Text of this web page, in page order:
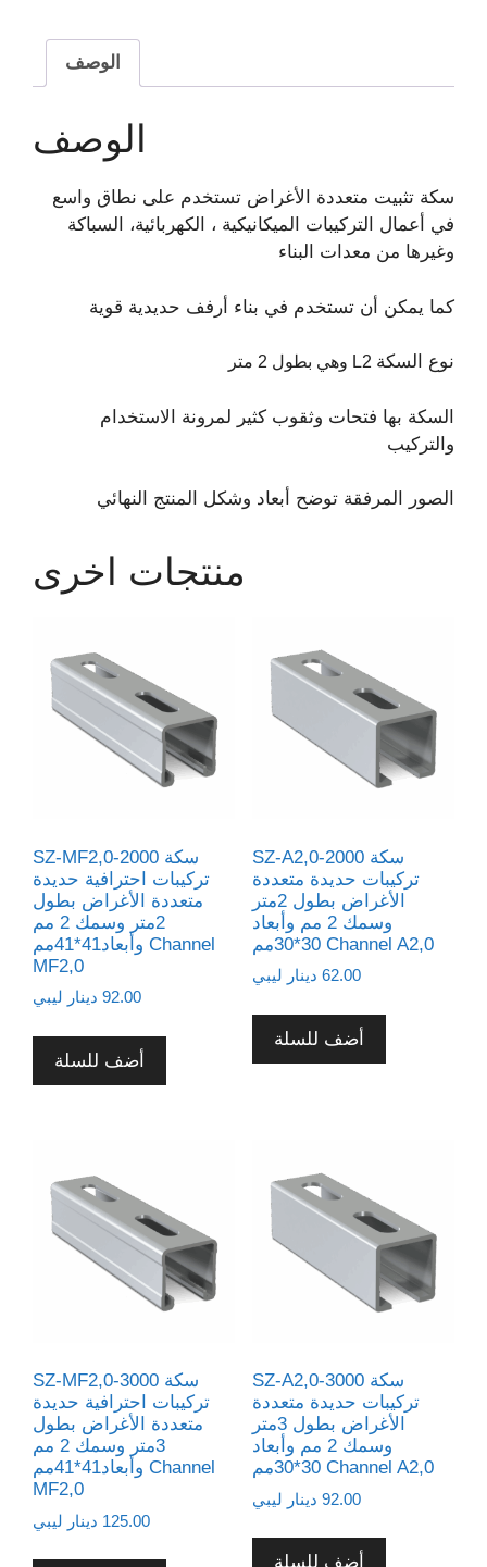
الوصف
الوصف
سكة تثبيت متعددة الأغراض تستخدم على نطاق واسع
في أعمال التركيبات الميكانيكية ، الكهربائية، السباكة
وغيرها من معدات البناء
كما يمكن أن تستخدم في بناء أرفف حديدية قوية
وهي بطول 2 متر L2 نوع السكة
السكة بها فتحات وثقوب كثير لمرونة الاستخدام
والتركيب
الصور المرفقة توضح أبعاد وشكل المنتج النهائي
منتجات اخرى
SZ-MF2,0-2000 سكة
تركيبات احترافية حديدة
متعددة الأغراض بطول
2متر وسمك 2 مم
وأبعاد41*41مم Channel
MF2,0
92.00 دينار ليبي
أضف للسلة
SZ-A2,0-2000 سكة
تركيبات حديدة متعددة
الأغراض بطول 2متر
وسمك 2 مم وأبعاد
30*30مم Channel A2,0
62.00 دينار ليبي
أضف للسلة
SZ-MF2,0-3000 سكة
تركيبات احترافية حديدة
متعددة الأغراض بطول
3متر وسمك 2 مم
وأبعاد41*41مم Channel
MF2,0
125.00 دينار ليبي
SZ-A2,0-3000 سكة
تركيبات حديدة متعددة
الأغراض بطول 3متر
وسمك 2 مم وأبعاد
30*30مم Channel A2,0
92.00 دينار ليبي
أضف للسلة